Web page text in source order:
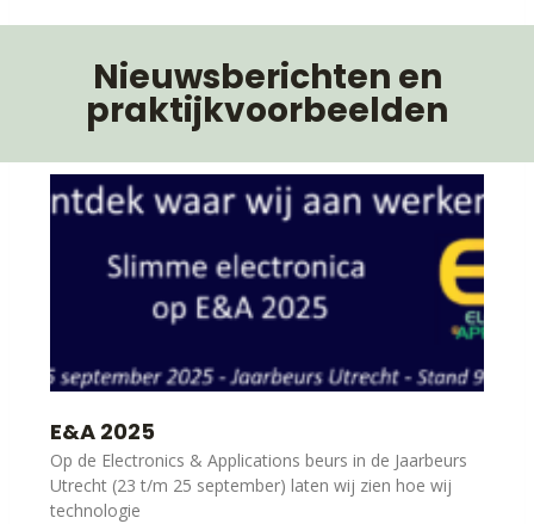
Nieuwsberichten en
praktijkvoorbeelden
E&A 2025
Op de Electronics & Applications beurs in de Jaarbeurs
Utrecht (23 t/m 25 september) laten wij zien hoe wij
technologie